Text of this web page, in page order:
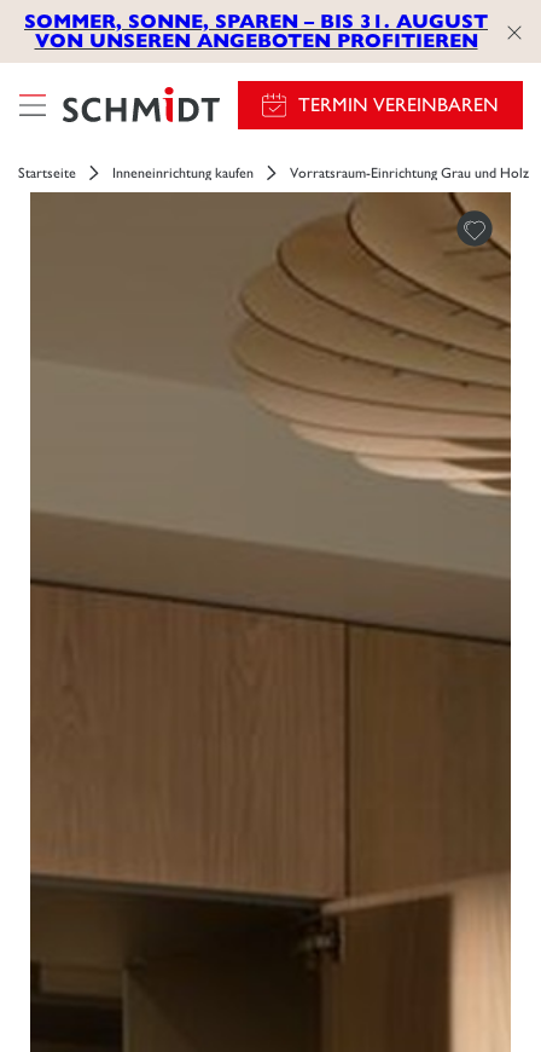
SOMMER, SONNE, SPAREN – BIS 31. AUGUST
VON UNSEREN ANGEBOTEN PROFITIEREN
TERMIN VEREINBAREN
Startseite Inneneinrichtung kaufen Vorratsraum-Einrichtung Grau und Holz